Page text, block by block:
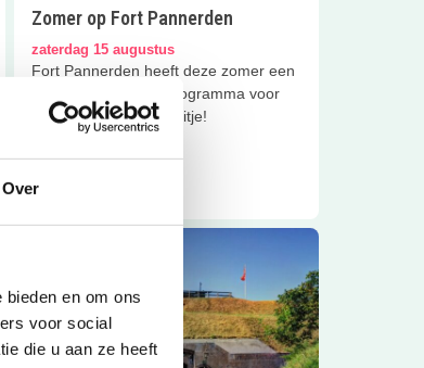
Over
en om ons
voor social
die u aan ze heeft
Zomer op Fort Pannerden
zaterdag 15 augustus
Fort Pannerden heeft deze zomer een
supertof activiteitenprogramma voor
kinderen. Tof familie-uitje!